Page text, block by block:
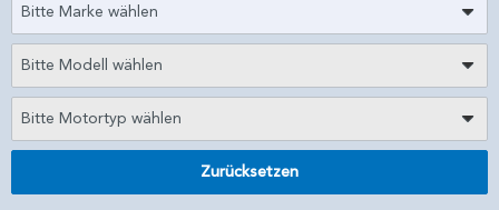
Bitte Marke wählen
Bitte Modell wählen
Bitte Motortyp wählen
Zurücksetzen